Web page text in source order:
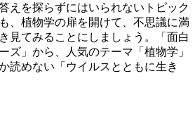
を探らずにはいられないトピック
、植物学の扉を開けて、不思議に満
見てみることにしましょう。「面白
ズ」から、人気のテーマ「植物学」
読めない「ウイルスとともに生き